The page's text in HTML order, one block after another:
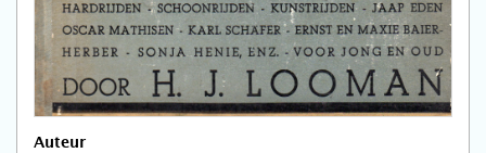
Auteur